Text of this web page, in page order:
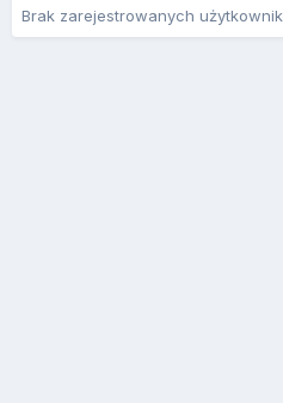
Brak zarejestrowanych